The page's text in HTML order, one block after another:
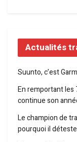
Actualités
Suunto, c’est
En remportant les
continue son
Le champion de
pourquoi il